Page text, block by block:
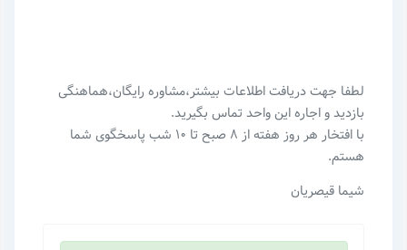
لطفا جهت دریافت اطلاعات بیشتر،مشاوره رایگان،هماهنگی
بازدید و اجاره این واحد تماس بگیرید.
با افتخار هر روز هفته از ۸ صبح تا ۱۰ شب پاسخگوی شما
هستم‌.
شیما قیصریان